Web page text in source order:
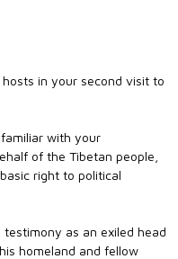
in your second visit to
with your
of the Tibetan people,
right to political
as an exiled head
homeland and fellow